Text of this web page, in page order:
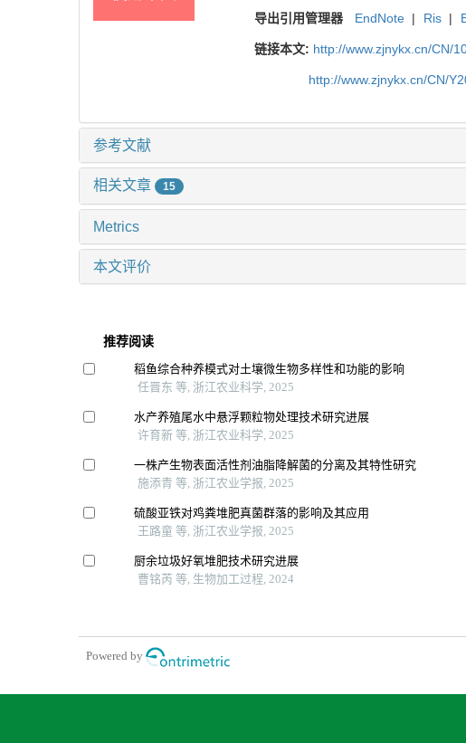
导出引用管理器 EndNote | Ris |
链接本文: http://www.zjnykx.cn/CN/
http://www.zjnykx.cn/CN/
参考文献
相关文章 15
Metrics
本文评价
推荐阅读
稻鱼综合种养模式对土壤微生物多样性和功能的影响
任晋东 等, 浙江农业科学, 2025
水产养殖尾水中悬浮颗粒物处理技术研究进展
许育新 等, 浙江农业科学, 2025
一株产生物表面活性剂油脂降解菌的分离及其特性研究
施添青 等, 浙江农业学报, 2025
硫酸亚铁对鸡粪堆肥真菌群落的影响及其应用
王路童 等, 浙江农业学报, 2025
厨余垃圾好氧堆肥技术研究进展
曹铭芮 等, 生物加工过程, 2024
Powered by